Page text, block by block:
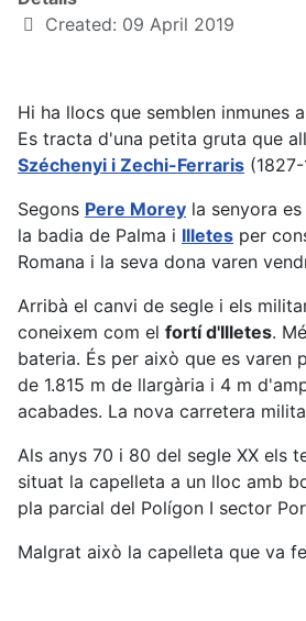
Created: 09 April 2019
Hi ha llocs que semblen inmunes
Es tracta d'una petita gruta que
Széchenyi i Zechi-Ferraris
Segons Pere Morey la senyora
la badia de Palma i Illetes per
Romana i la seva dona varen
Arribà el canvi de segle i els
coneixem com el fortí d'Illetes.
bateria. És per això que es varen
de 1.815 m de llargària i 4 m
acabades. La nova carretera
Als anys 70 i 80 del segle XX els
situat la capelleta a un lloc amb
pla parcial del Polígon I sector
Malgrat això la capelleta que va